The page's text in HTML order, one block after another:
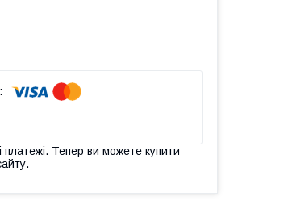
платежі. Тепер ви можете купити